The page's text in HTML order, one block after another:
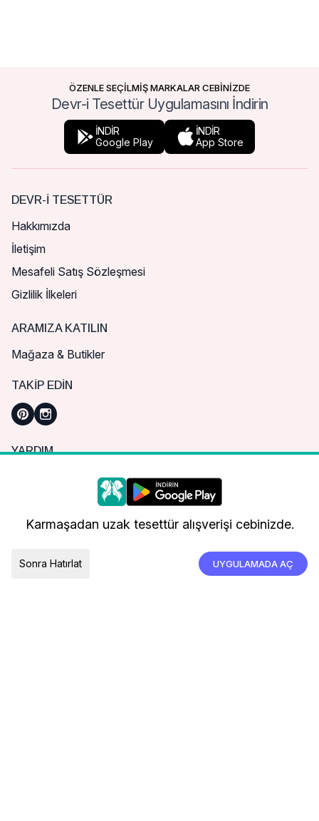
ÖZENLE SEÇİLMİŞ MARKALAR CEBİNİZDE
Devr-i Tesettür Uygulamasını İndirin
İNDİR
Google Play
İNDİR
App Store
DEVR-I TESETTÜR
Hakkımızda
İletişim
Mesafeli Satış Sözleşmesi
Gizlilik İlkeleri
ARAMIZA KATILIN
Mağaza & Butikler
TAKIP EDIN
YARDIM
Sık Sorulan Sorular
Nasıl Sipariş Verebilirim?
Kargo ve Teslimat
Daha iyi bir alışveriş deneyimi için çerezleri
kullanıyoruz.
Karmaşadan uzak tesettür alışverişi cebinizde.
Sonra Hatırlat UYGULAMADA AÇ